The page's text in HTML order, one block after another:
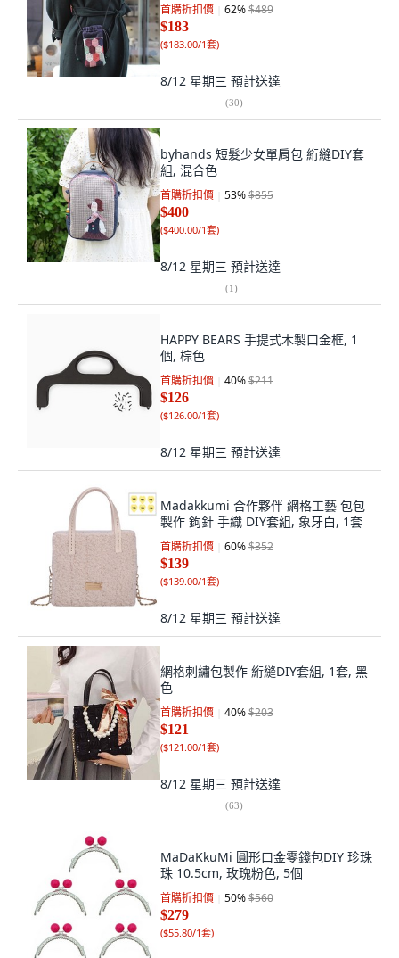
首購折扣價 62%$489
$183
($183.00/1套)
8/12 星期三 預計送達
(30)
byhands 短髮少女單肩包 絎縫DIY套
組, 混合色
首購折扣價 53%$855
$400
($400.00/1套)
8/12 星期三 預計送達
(1)
HAPPY BEARS 手提式木製口金框, 1
個, 棕色
首購折扣價 40%$211
$126
($126.00/1套)
8/12 星期三 預計送達
Madakkumi 合作夥伴 網格工藝 包包
製作 鉤針 手織 DIY套組, 象牙白, 1套
首購折扣價 60%$352
$139
($139.00/1套)
8/12 星期三 預計送達
網格刺繡包製作 絎縫DIY套組, 1套, 黑
色
首購折扣價 40%$203
$121
($121.00/1套)
8/12 星期三 預計送達
(63)
MaDaKkuMi 圓形口金零錢包DIY 珍珠
珠 10.5cm, 玫瑰粉色, 5個
首購折扣價 50%$560
$279
($55.80/1套)